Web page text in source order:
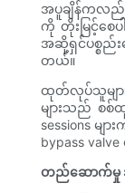
အပူချိန်ကလည်း
ကို တိုးမြင့်စေ
အဆို့ရှင်ပစ္စည်
တယ်။
ထုတ်လုပ်သူမျာ
များသည် စ
sessions
bypass
တည်ဆောက်မှု အ